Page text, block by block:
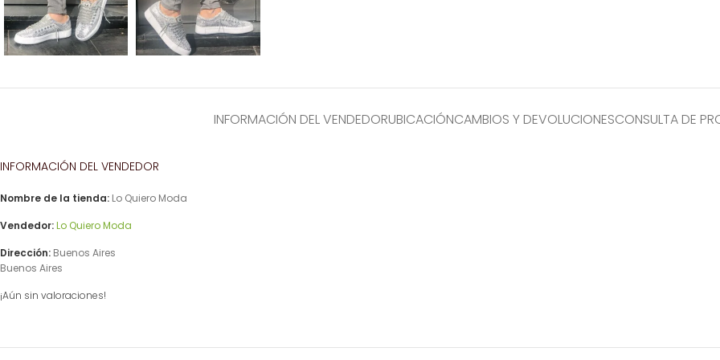
INFORMACIÓN DEL VENDEDORUBICACIÓNCAMBIOS Y DEVOLUCIONESCONSULTA DE
INFORMACIÓN DEL VENDEDOR
Nombre de la tienda: Lo Quiero Moda
Vendedor:Lo Quiero Moda
Dirección: Buenos Aires
Buenos Aires
¡Aún sin valoraciones!